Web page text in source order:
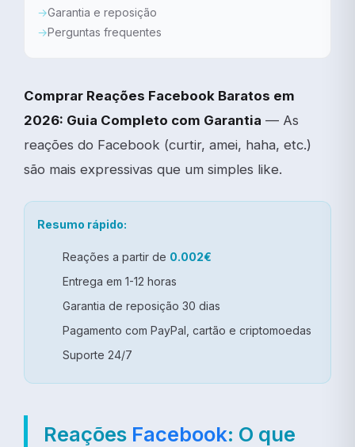
Garantia e reposição
Perguntas frequentes
Comprar Reações Facebook Baratos em
2026: Guia Completo com Garantia — As
reações do Facebook (curtir, amei, haha, etc.)
são mais expressivas que um simples like.
Resumo rápido:
Reações a partir de 0.002€
Entrega em 1-12 horas
Garantia de reposição 30 dias
Pagamento com PayPal, cartão e criptomoedas
Suporte 24/7
Reações Facebook: O que